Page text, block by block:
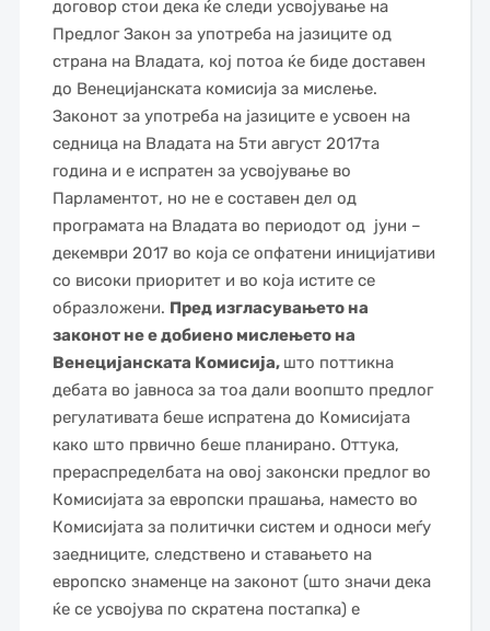
договор стои дека ќе следи усвојување на
Предлог Закон за употреба на јазиците од
страна на Владата, кој потоа ќе биде доставен
до Венецијанската комисија за мислење.
Законот за употреба на јазиците е усвоен на
седница на Владата на 5ти август 2017та
година и е испратен за усвојување во
Парламентот, но не е составен дел од
програмата на Владата во периодот од јуни –
декември 2017 во која се опфатени иницијативи
со високи приоритет и во која истите се
образложени. Пред изгласувањето на
законот не е добиено мислењето на
Венецијанската Комисија, што поттикна
дебата во јавноса за тоа дали воопшто предлог
регулативата беше испратена до Комисијата
како што првично беше планирано. Оттука,
прераспределбата на овој законски предлог во
Комисијата за европски прашања, наместо во
Комисијата за политички систем и односи меѓу
заедниците, следствено и ставањето на
европско знаменце на законот (што значи дека
ќе се усвојува по скратена постапка) е